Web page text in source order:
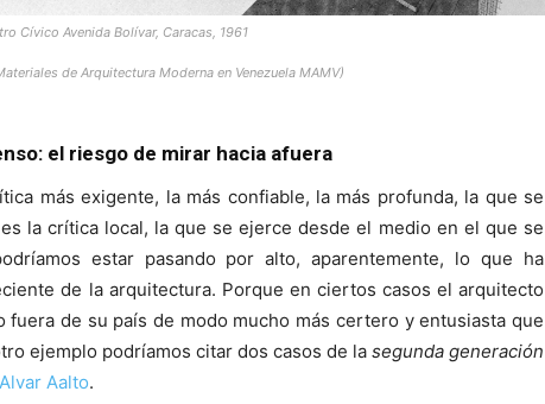
Cívico Avenida Bolívar, Caracas, 1961
de Arquitectura Moderna en Venezuela MAMV)
el riesgo de mirar hacia afuera
más exigente, la más confiable, la más profunda, la que se
la crítica local, la que se ejerce desde el medio en el que se
estar pasando por alto, aparentemente, lo que ha
de la arquitectura. Porque en ciertos casos el arquitecto
de su país de modo mucho más certero y entusiasta que
ejemplo podríamos citar dos casos de la segunda generación
Alvar Aalto.